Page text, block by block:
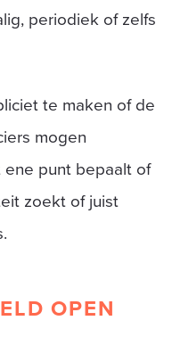
periodiek of zelfs
te maken of de
mogen
punt bepaalt of
zoekt of juist
OPEN